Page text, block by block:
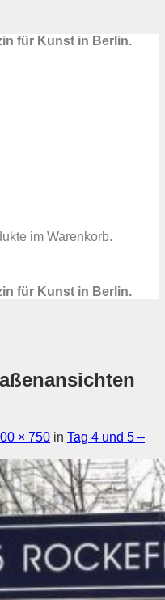
für Kunst in Berlin.
im Warenkorb.
für Kunst in Berlin.
× 750 in Tag 4 und 5 –